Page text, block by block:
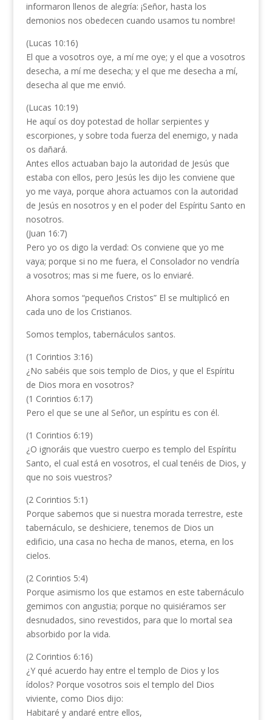
informaron llenos de alegría: ¡Señor, hasta los
demonios nos obedecen cuando usamos tu nombre!
(Lucas 10:16)
El que a vosotros oye, a mí me oye; y el que a vosotros
desecha, a mí me desecha; y el que me desecha a mí,
desecha al que me envió.
(Lucas 10:19)
He aquí os doy potestad de hollar serpientes y
escorpiones, y sobre toda fuerza del enemigo, y nada
os dañará.
Antes ellos actuaban bajo la autoridad de Jesús que
estaba con ellos, pero Jesús les dijo les conviene que
yo me vaya, porque ahora actuamos con la autoridad
de Jesús en nosotros y en el poder del Espíritu Santo en
nosotros.
(Juan 16:7)
Pero yo os digo la verdad: Os conviene que yo me
vaya; porque si no me fuera, el Consolador no vendría
a vosotros; mas si me fuere, os lo enviaré.
Ahora somos “pequeños Cristos” El se multiplicó en
cada uno de los Cristianos.
Somos templos, tabernáculos santos.
(1 Corintios 3:16)
¿No sabéis que sois templo de Dios, y que el Espíritu
de Dios mora en vosotros?
(1 Corintios 6:17)
Pero el que se une al Señor, un espíritu es con él.
(1 Corintios 6:19)
¿O ignoráis que vuestro cuerpo es templo del Espíritu
Santo, el cual está en vosotros, el cual tenéis de Dios, y
que no sois vuestros?
(2 Corintios 5:1)
Porque sabemos que si nuestra morada terrestre, este
tabernáculo, se deshiciere, tenemos de Dios un
edificio, una casa no hecha de manos, eterna, en los
cielos.
(2 Corintios 5:4)
Porque asimismo los que estamos en este tabernáculo
gemimos con angustia; porque no quisiéramos ser
desnudados, sino revestidos, para que lo mortal sea
absorbido por la vida.
(2 Corintios 6:16)
¿Y qué acuerdo hay entre el templo de Dios y los
ídolos? Porque vosotros sois el templo del Dios
viviente, como Dios dijo:
Habitaré y andaré entre ellos,